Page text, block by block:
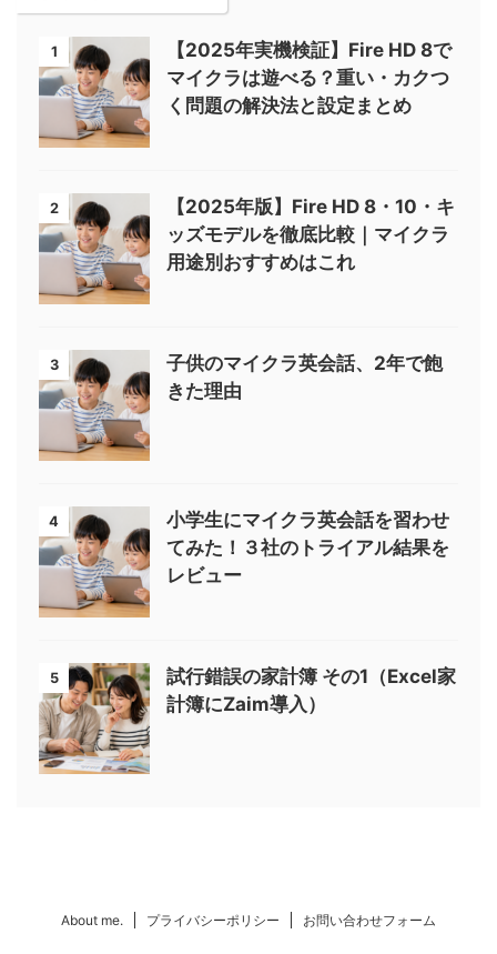
1
【2025年実機検証】Fire HD 8で
マイクラは遊べる？重い・カクつ
く問題の解決法と設定まとめ
2
【2025年版】Fire HD 8・10・キ
ッズモデルを徹底比較｜マイクラ
用途別おすすめはこれ
3
子供のマイクラ英会話、2年で飽
きた理由
4
小学生にマイクラ英会話を習わせ
てみた！３社のトライアル結果を
レビュー
5
試行錯誤の家計簿 その1（Excel家
計簿にZaim導入）
About me. プライバシーポリシー お問い合わせフォーム